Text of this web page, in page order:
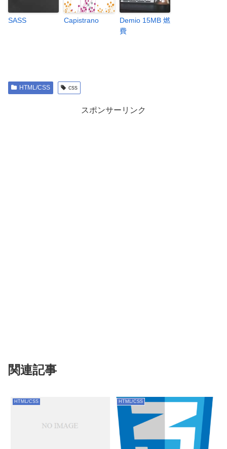
SASS Capistrano
Demio 15MB 燃
費
HTML/CSS css
スポンサーリンク
関連記事
HTML/CSS HTML/CSS